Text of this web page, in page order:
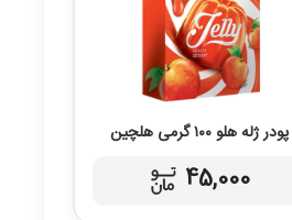
پودر ژله هلو ۱۰۰ گرمی هلچین
45,000